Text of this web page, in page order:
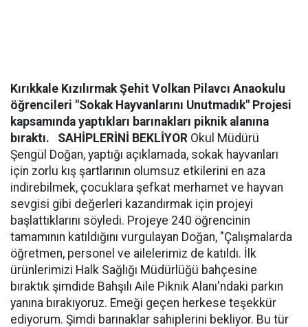
Kırıkkale Kızılırmak Şehit Volkan Pilavcı Anaokulu
öğrencileri "Sokak Hayvanlarını Unutmadık" Projesi
kapsamında yaptıkları barınakları piknik alanına
bıraktı.
SAHİPLERİNİ BEKLİYOR Okul Müdürü
Şengül Doğan, yaptığı açıklamada, sokak hayvanları
için zorlu kış şartlarının olumsuz etkilerini en aza
indirebilmek, çocuklara şefkat merhamet ve hayvan
sevgisi gibi değerleri kazandırmak için projeyi
başlattıklarını söyledi. Projeye 240 öğrencinin
tamamının katıldığını vurgulayan Doğan, "Çalışmalarda
öğretmen, personel ve ailelerimiz de katıldı. İlk
ürünlerimizi Halk Sağlığı Müdürlüğü bahçesine
bıraktık şimdide Bahşılı Aile Piknik Alanı'ndaki parkın
yanına bırakıyoruz. Emeği geçen herkese teşekkür
ediyorum. Şimdi barınaklar sahiplerini bekliyor. Bu tür